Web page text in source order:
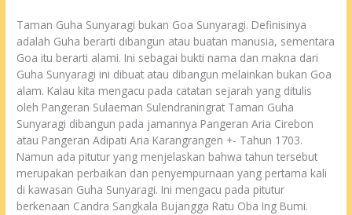
Taman Guha Sunyaragi bukan Goa Sunyaragi. Definisinya
adalah Guha berarti dibangun atau buatan manusia, sementara
Goa itu berarti alami. Ini sebagai bukti nama dan makna dari
Guha Sunyaragi ini dibuat atau dibangun melainkan bukan Goa
alam. Kalau kita mengacu pada catatan sejarah yang ditulis
oleh Pangeran Sulaeman Sulendraningrat Taman Guha
Sunyaragi dibangun pada jamannya Pangeran Aria Cirebon
atau Pangeran Adipati Aria Karangrangen +- Tahun 1703.
Namun ada pitutur yang menjelaskan bahwa tahun tersebut
merupakan perbaikan dan penyempurnaan yang pertama kali
di kawasan Guha Sunyaragi. Ini mengacu pada pitutur
berkenaan Candra Sangkala Bujangga Ratu Oba Ing Bumi.